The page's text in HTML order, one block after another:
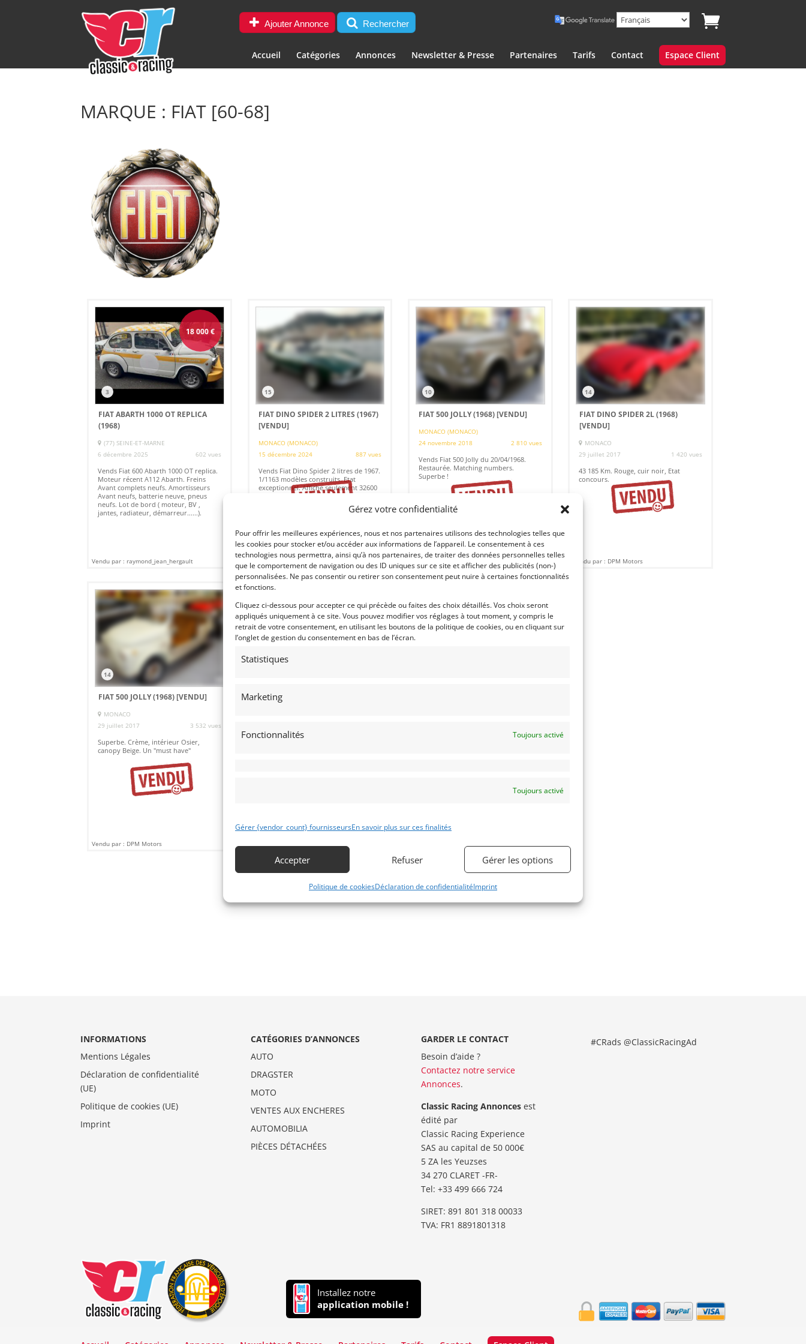
Gérez votre confidentialité
Pour offrir les meilleures expériences, nous et nos partenaires utilisons des technologies telles que
les cookies pour stocker et/ou accéder aux informations de l’appareil. Le consentement à ces
technologies nous permettra, ainsi qu’à nos partenaires, de traiter des données personnelles telles
que le comportement de navigation ou des ID uniques sur ce site et afficher des publicités (non-)
personnalisées. Ne pas consentir ou retirer son consentement peut nuire à certaines fonctionnalités
et fonctions.
Cliquez ci-dessous pour accepter ce qui précède ou faites des choix détaillés. Vos choix seront
appliqués uniquement à ce site. Vous pouvez modifier vos réglages à tout moment, y compris le
retrait de votre consentement, en utilisant les boutons de la politique de cookies, ou en cliquant sur
l’onglet de gestion du consentement en bas de l’écran.
Statistiques
Marketing
Fonctionnalités Toujours activé
Toujours activé
Gérer {vendor_count} fournisseursEn savoir plus sur ces finalités
Accepter Refuser Gérer les options
Politique de cookiesDéclaration de confidentialitéImprint
Ajouter Annonce Rechercher
Accueil Catégories Annonces Newsletter & Presse Partenaires Tarifs Contact Espace Client
MARQUE : FIAT [60-68]
18 000€
3
FIAT ABARTH 1000 OT REPLICA
(1968)
(77) SEINE-ET-MARNE
6 décembre 2025
602 vues
Vends Fiat 600 Abarth 1000 OT replica.
Moteur récent A112 Abarth. Freins
Avant complets neufs. Amortisseurs
Avant neufs, batterie neuve, pneus
neufs. Lot de bord ( moteur, BV ,
jantes, radiateur, démarreur......).
Vendu par : raymond_jean_hergault
15
FIAT DINO SPIDER 2 LITRES (1967)
[VENDU]
MONACO (MONACO)
15 décembre 2024
887 vues
Vends Fiat Dino Spider 2 litres de 1967.
1/1163 modèles construits. Etat
exceptionnel. Affiche seulement 32600
Km. Pour plus de renseignements,
Vendu par : DPM Motors
10
FIAT 500 JOLLY (1968)[VENDU]
MONACO (MONACO)
24 novembre 2018
2 810 vues
Vends Fiat 500 Jolly du 20/04/1968.
Restaurée. Matching numbers.
Superbe !
Vendu par : DPM Motors
14
FIAT DINO SPIDER 2L (1968)
[VENDU]
MONACO
29 juillet 2017
1 420 vues
43 185 Km. Rouge, cuir noir, Etat
concours.
Vendu par : DPM Motors
14
FIAT 500 JOLLY (1968)[VENDU]
MONACO
29 juillet 2017
3 532 vues
Superbe. Crème, intérieur Osier,
canopy Beige. Un "must have"
Vendu par : DPM Motors
INFORMATIONS
Mentions Légales
Déclaration de confidentialité
(UE)
Politique de cookies (UE)
Imprint
CATÉGORIES D’ANNONCES
AUTO
DRAGSTER
MOTO
VENTES AUX ENCHERES
AUTOMOBILIA
PIÈCES DÉTACHÉES
GARDER LE CONTACT
Besoin d’aide ?
Contactez notre service
Annonces.
Classic Racing Annoncesest
édité par
Classic Racing Experience
SAS au capital de 50 000€
5 ZA les Yeuzses
34 270 CLARET -FR-
Tel: ‭+33 499 666 724‬
SIRET: 891 801 318 00033
TVA: FR1 8891801318
#CRads @ClassicRacingAd
Installez notre
application mobile !